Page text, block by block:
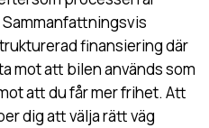
finansiering där
mot att bilen används som
att du får mer frihet. Att
dig att välja rätt väg